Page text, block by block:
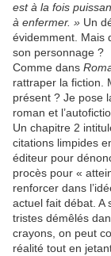
est à la fois
à enfermer. » Un
évidemment. Mais
son personnage ?
Comme dans
rattraper la fiction.
présent ? Je pose
roman et
Un chapitre 2
citations limpides
éditeur pour
procès pour «
renforcer dans
actuel fait débat. A
tristes démêlés
crayons, on peut
réalité tout en